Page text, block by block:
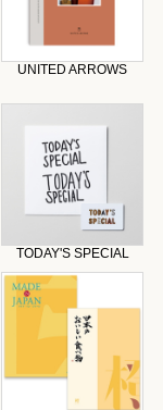
UNITED ARROWS
TODAY'S SPECIAL